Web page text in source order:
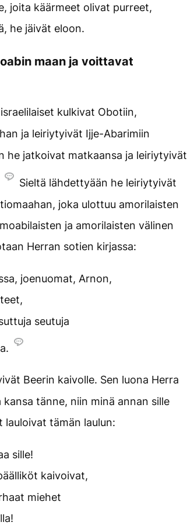
joita käärmeet olivat purreet,
he jäivät eloon.
maan ja voittavat
kulkivat Obotiin,
ja leiriytyivät Ijje-Abarimiin
he jatkoivat matkaansa ja leiriytyivät
Sieltä lähdettyään he leiriytyivät
joka ulottuu amorilaisten
ja amorilaisten välinen
Herran sotien kirjassa:
joenuomat, Arnon,
seutuja
Beerin kaivolle. Sen luona Herra
kansa tänne, niin minä annan sille
lauloivat tämän laulun:
sille!
kaivoivat,
miehet